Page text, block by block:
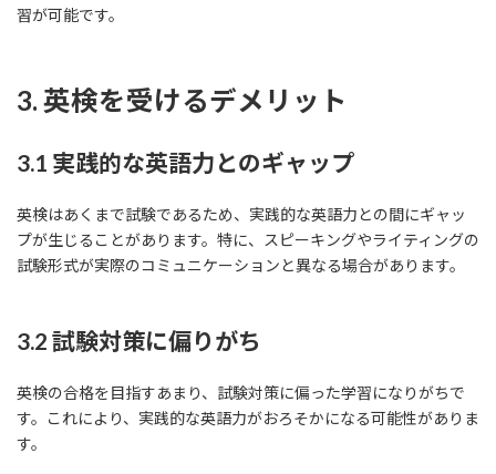
習が可能です。
3. 英検を受けるデメリット
3.1 実践的な英語力とのギャップ
英検はあくまで試験であるため、実践的な英語力との間にギャッ
プが生じることがあります。特に、スピーキングやライティングの
試験形式が実際のコミュニケーションと異なる場合があります。
3.2 試験対策に偏りがち
英検の合格を目指すあまり、試験対策に偏った学習になりがちで
す。これにより、実践的な英語力がおろそかになる可能性がありま
す。